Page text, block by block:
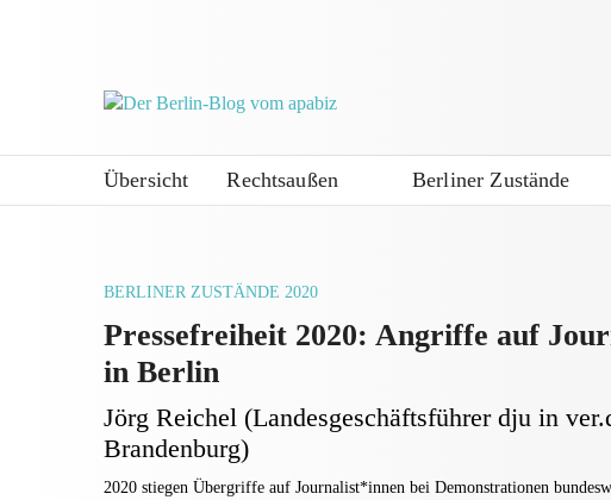
Übersicht Rechtsaußen Berliner Zustände
BERLINER ZUSTÄNDE 2020
Pressefreiheit 2020: Angriffe auf
in Berlin
Jörg Reichel (Landesgeschäftsführer dju in
Brandenburg)
2020 stiegen Übergriffe auf Journalist*innen bei Demonstrationen